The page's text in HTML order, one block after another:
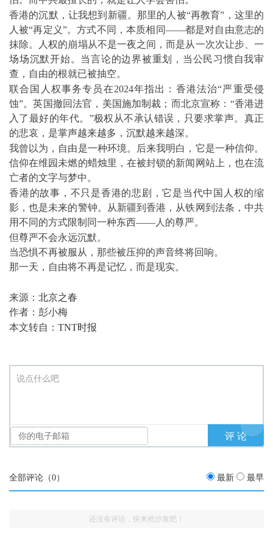
香港的沉默，让我想到新疆。那里的人被“再教育”，这里的
人被“再定义”。方式不同，本质相同——都是对自由意志的
抹除。人权的崩塌从不是一夜之间，而是从一次次让步、一
场场沉默开始。当言论的边界被重划，当公民习惯自我审
查，自由的根就已被抽空。
联合国人权事务专员在2024年指出：香港法治“严重受侵
蚀”。英国撤回法官，美国施加制裁；而北京宣称：“香港进
入了最好的年代。”极权从不承认错误，只要求掌声。真正
的悲哀，是掌声越来越多，沉默越来越深。
我曾以为，自由是一种环境。后来我明白，它是一种信仰。
信仰在维园未燃的蜡烛里，在被封锁的新闻网站上，也在流
亡者的文字与梦中。
香港的故事，不只是香港的悲剧，它是当代中国人权的缩
影，也是未来的警钟。从新疆到香港，从铁网到法条，中共
用不同的方式限制同一种东西——人的尊严。
但尊严不会永远沉默。
当恐惧不再被服从，那些被压抑的声音终将回响。
那一天，自由将不再是记忆，而是现实。
来源： 北京之春
作者：彭小梅
本文转自： TNT时报
说点什么吧
全部评论（0） 最新 最早
还没有评论，快来抢沙发吧！